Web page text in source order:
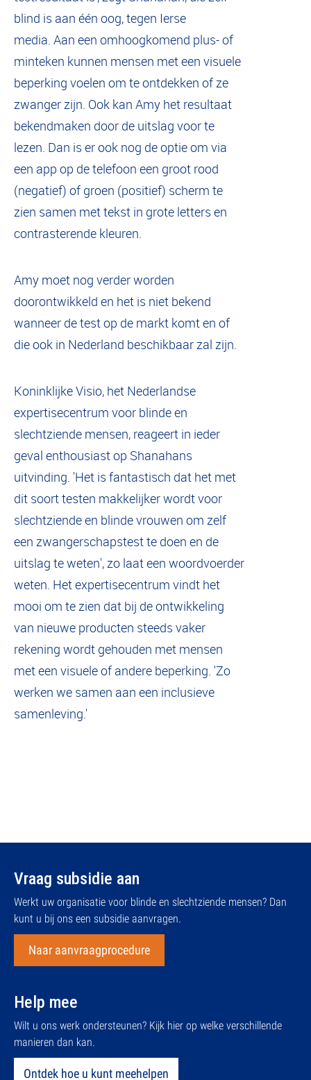
blind is aan één oog, tegen Ierse
media. Aan een omhoogkomend plus- of
minteken kunnen mensen met een visuele
beperking voelen om te ontdekken of ze
zwanger zijn. Ook kan Amy het resultaat
bekendmaken door de uitslag voor te
lezen. Dan is er ook nog de optie om via
een app op de telefoon een groot rood
(negatief) of groen (positief) scherm te
zien samen met tekst in grote letters en
contrasterende kleuren.
Amy moet nog verder worden
doorontwikkeld en het is niet bekend
wanneer de test op de markt komt en of
die ook in Nederland beschikbaar zal zijn.
Koninklijke Visio, het Nederlandse
expertisecentrum voor blinde en
slechtziende mensen, reageert in ieder
geval enthousiast op Shanahans
uitvinding. 'Het is fantastisch dat het met
dit soort testen makkelijker wordt voor
slechtziende en blinde vrouwen om zelf
een zwangerschapstest te doen en de
uitslag te weten', zo laat een woordvoerder
weten. Het expertisecentrum vindt het
mooi om te zien dat bij de ontwikkeling
van nieuwe producten steeds vaker
rekening wordt gehouden met mensen
met een visuele of andere beperking. 'Zo
werken we samen aan een inclusieve
samenleving.'
Vraag subsidie aan
Werkt uw organisatie voor blinde en slechtziende mensen? Dan
kunt u bij ons een subsidie aanvragen.
Naar aanvraagprocedure
Help mee
Wilt u ons werk ondersteunen? Kijk hier op welke verschillende
manieren dan kan.
Ontdek hoe u kunt meehelpen